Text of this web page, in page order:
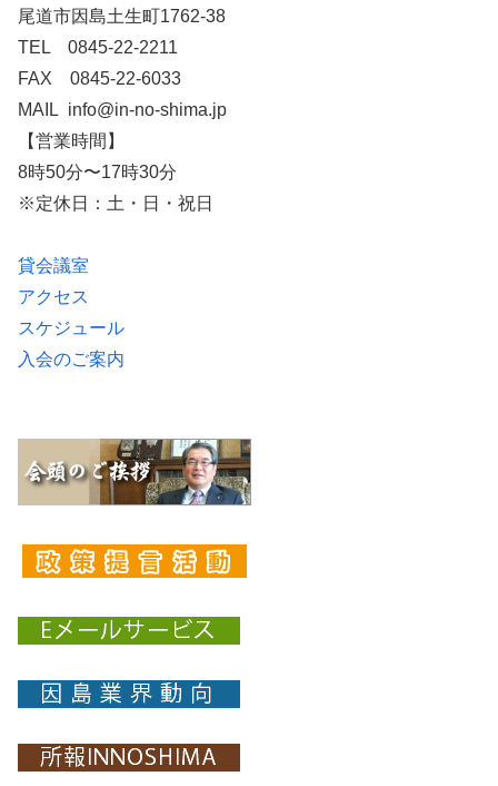
尾道市因島土生町1762-38
TEL 0845-22-2211
FAX 0845-22-6033
MAIL info@in-no-shima.jp
【営業時間】
8時50分〜17時30分
※定休日：土・日・祝日
貸会議室
アクセス
スケジュール
入会のご案内